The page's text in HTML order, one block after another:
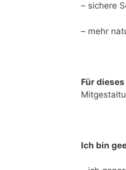
– sichere
– mehr
Für
Ich bin